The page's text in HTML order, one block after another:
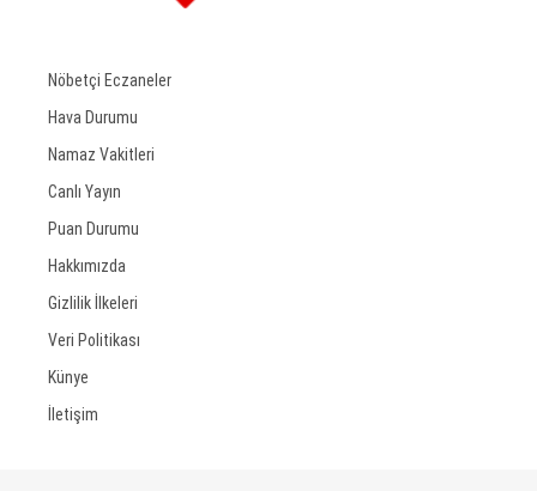
Nöbetçi Eczaneler
Hava Durumu
Namaz Vakitleri
Canlı Yayın
Puan Durumu
Hakkımızda
Gizlilik İlkeleri
Veri Politikası
Künye
İletişim